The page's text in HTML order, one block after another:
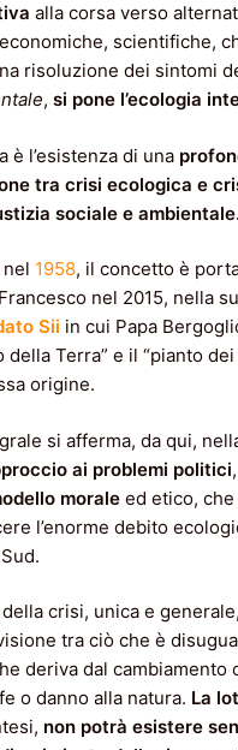
alla corsa verso
scientifiche,
risoluzione dei sintomi
, si pone l’ecologia
è l’esistenza di una
tra crisi ecologica e
sociale e
1958, il concetto è
nel 2015, nella
Sii in cui Papa
della Terra” e il “pianto
origine.
si afferma, da qui,
ai problemi politici
moraleed etico, che
l’enorme debito
crisi, unica e
tra ciò che è
deriva dal cambiamento
o danno alla natura. La
non potrà esistere